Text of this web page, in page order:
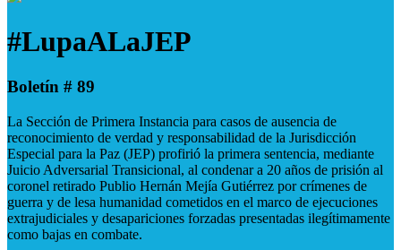
#LupaALaJEP
Boletín # 89
La Sección de Primera Instancia para casos de ausencia de
reconocimiento de verdad y responsabilidad de la Jurisdicción
Especial para la Paz (JEP) profirió la primera sentencia, mediante
Juicio Adversarial Transicional, al condenar a 20 años de prisión al
coronel retirado Publio Hernán Mejía Gutiérrez por crímenes de
guerra y de lesa humanidad cometidos en el marco de ejecuciones
extrajudiciales y desapariciones forzadas presentadas ilegítimamente
como bajas en combate.